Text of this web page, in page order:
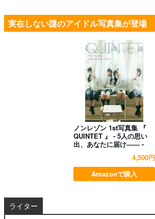
実在しない謎のアイドル写真集が登場
ノンレゾン 1st写真集 『
QUINTET 』 - 5人の思い
出、あなたに届け―― -
4,500円
Amazonで購入
ライター